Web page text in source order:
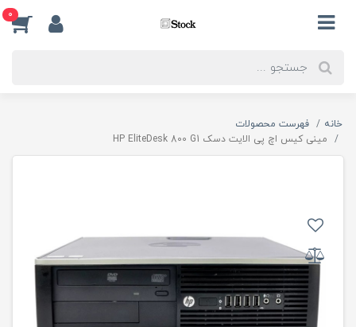
0
خانه
فهرست محصولات
مینی کیس اچ پی الایت دسک HP EliteDesk 800 G1